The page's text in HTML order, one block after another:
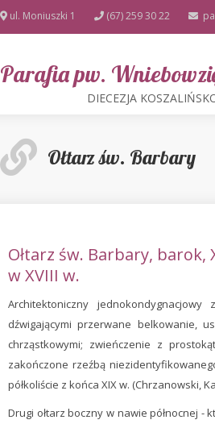
ul. Moniuszki 1 (67) 259 30 22
Parafia pw.
DIECEZJA
Ołtarz św. Barbary
Ołtarz św. Barbary,
w XVIII w.
Architektoniczny
dźwigającymi przerwane belkowanie,
chrząstkowymi; zwieńczenie z
zakończone rzeźbą
półkoliście z końca XIX w. (Chrzanowski,
Drugi ołtarz boczny w nawie północnej -